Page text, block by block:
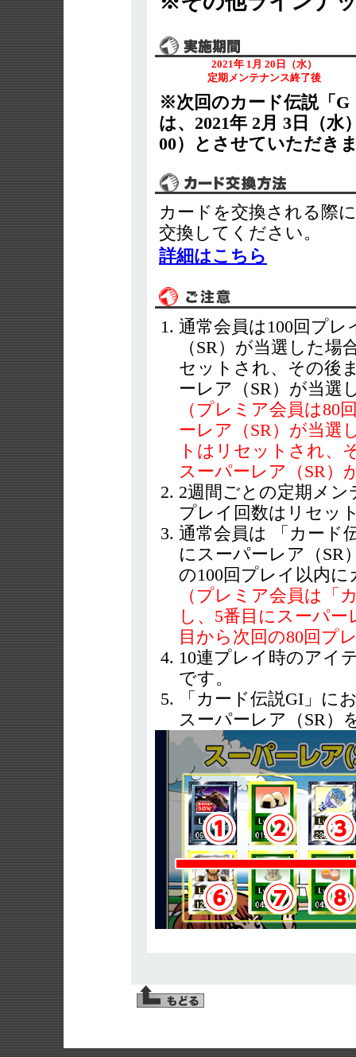
2021年 1月 20日（水）
定期メンテナンス終了後
※次回のカード伝説「
は、2021年 2月 3日（
00）とさせていただき
カードを交換される際
交換してください。
詳細はこちら
通常会員は100回プ
（SR）が当選した
セットされ、その後
ーレア（SR）が当選
（プレミア会員は80
ーレア（SR）が当選
トはリセットされ、
スーパーレア（SR）
2週間ごとの定期メ
プレイ回数はリセッ
通常会員は 「カード
にスーパーレア（SR
の100回プレイ以内
（プレミア会員は「
し、5番目にスーパー
目から次回の80回プ
10連プレイ時のアイ
です。
「カード伝説GI」に
スーパーレア（SR）